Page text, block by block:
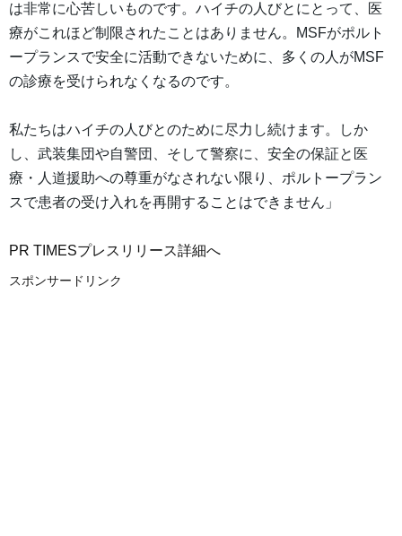
は非常に心苦しいものです。ハイチの人びとにとって、医
療がこれほど制限されたことはありません。MSFがポルト
ープランスで安全に活動できないために、多くの人がMSF
の診療を受けられなくなるのです。
私たちはハイチの人びとのために尽力し続けます。しか
し、武装集団や自警団、そして警察に、安全の保証と医
療・人道援助への尊重がなされない限り、ポルトープラン
スで患者の受け入れを再開することはできません」
PR TIMESプレスリリース詳細へ
スポンサードリンク